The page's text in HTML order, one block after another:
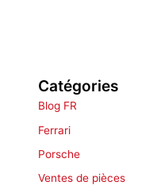
Catégories
Blog FR
Ferrari
Porsche
Ventes de pièces